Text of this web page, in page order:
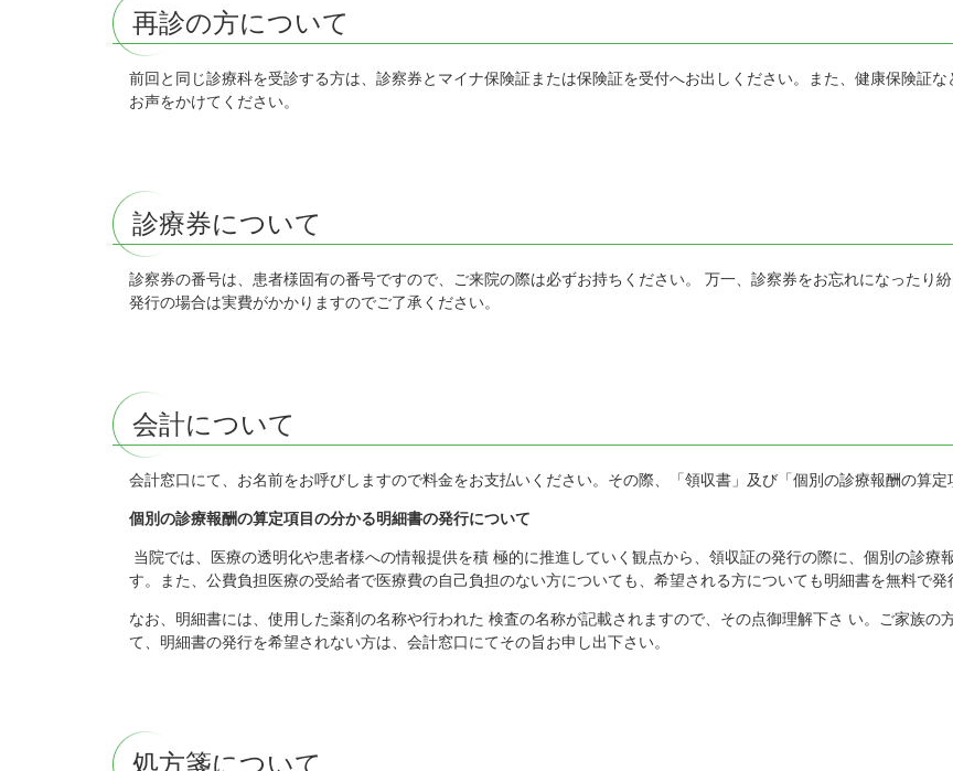
再診の方について
前回と同じ診療科を受診する方は、診察券とマイナ保険証または保険証を受付へお出しください。また、健康保険証
お声をかけてください。
診療券について
診察券の番号は、患者様固有の番号ですので、ご来院の際は必ずお持ちください。 万一、診察券をお忘れになったり
発行の場合は実費がかかりますのでご了承ください。
会計について
会計窓口にて、お名前をお呼びしますので料金をお支払いください。その際、「領収書」及び「個別の診療報酬の算定
個別の診療報酬の算定項目の分かる明細書の発行について
当院では、医療の透明化や患者様への情報提供を積 極的に推進していく観点から、領収証の発行の際に、個別の診療
す。また、公費負担医療の受給者で医療費の自己負担のない方についても、希望される方についても明細書を無料で発
なお、明細書には、使用した薬剤の名称や行われた 検査の名称が記載されますので、その点御理解下さ い。ご家族の
て、明細書の発行を希望されない方は、会計窓口にてその旨お申し出下さい。
処方箋について